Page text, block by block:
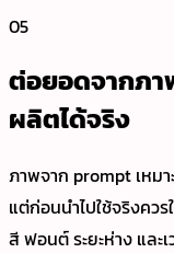
05
ต่อยอดจากภา
ผลิตได้จริง
ภาพจาก prompt เหม
แต่ก่อนนำไปใช้จริงคว
สี ฟอนต์ ระยะห่าง แล